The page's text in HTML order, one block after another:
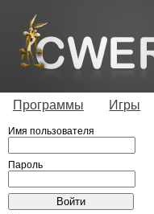
Программы Игры
Имя пользователя
Пароль